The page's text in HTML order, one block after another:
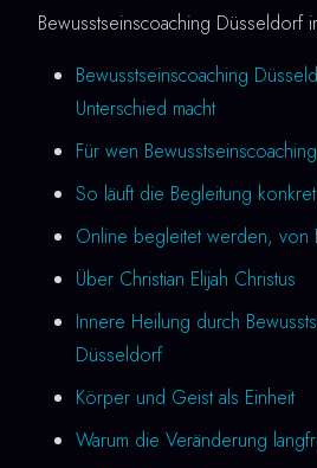
Bewusstseinscoaching Düsseldorf
Bewusstseinscoaching
Unterschied macht
Für wen
So läuft die Begleitung
Online begleitet werden, von
Über Christian Elijah Christus
Innere Heilung durch
Düsseldorf
Körper und Geist als Einheit
Warum die Veränderung